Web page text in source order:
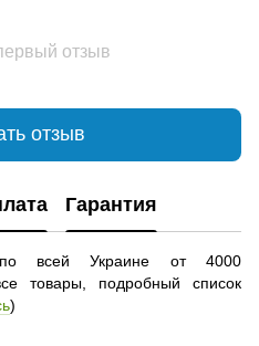
отзыв
отзыв
Гарантия
по всей Украине от 4000
товары, подробный список
)